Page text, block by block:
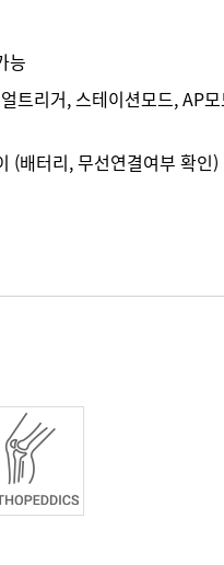
능
트리거, 스테이션모드, AP
(배터리, 무선연결여부 확인)